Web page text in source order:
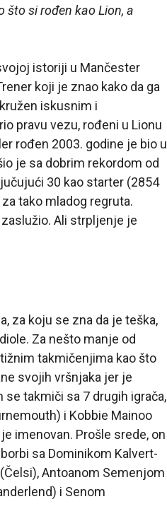
si rođen kao Lion, a
istoriji u Mančester
koji je znao kako da ga
iskusnim i
pravu vezu, rođeni u Lionu
rođen 2003. godine je bio u
je sa dobrim rekordom od
30 kao starter (2854
tako mladog regruta.
Ali strpljenje je
za koju se zna da je teška,
Za nešto manje od
takmičenjima kao što
svojih vršnjaka jer je
takmiči sa 7 drugih igrača,
i Kobbie Mainoo
imenovan. Prošle srede, on
sa Dominikom Kalvert-
Antoanom Semenjom
i Senom